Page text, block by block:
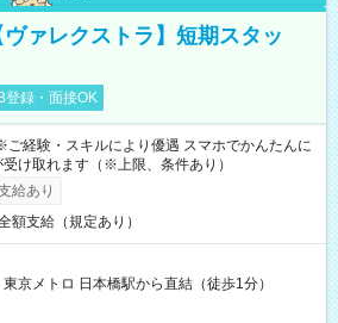
ァレクストラ】短期スタッ
登録・面接OK
経験・スキルにより優遇 スマホでかんたんに
け取れます（※上限、条件あり）
給あり
額支給（規定あり）
京メトロ 日本橋駅から直結（徒歩1分）